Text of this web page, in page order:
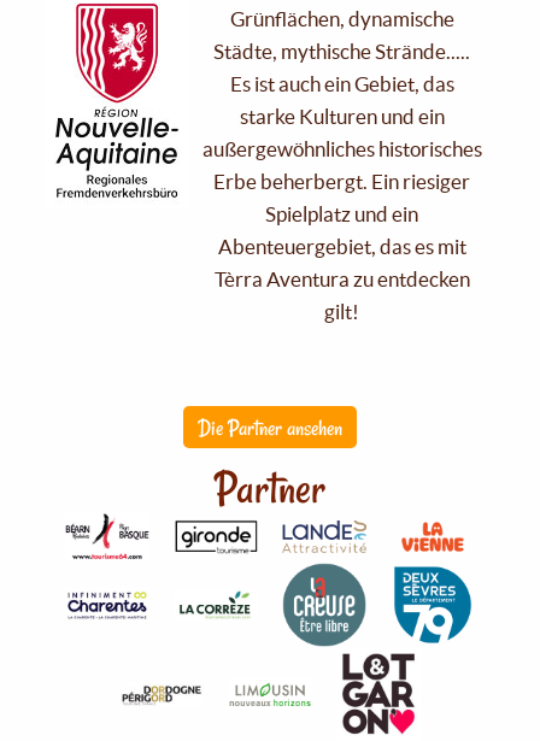
Grünflächen, dynamische
Städte, mythische Strände.....
Es ist auch ein Gebiet, das
starke Kulturen und ein
außergewöhnliches historisches
Erbe beherbergt. Ein riesiger
Spielplatz und ein
Abenteuergebiet, das es mit
Tèrra Aventura zu entdecken
gilt!
Die Partner ansehen
Partner